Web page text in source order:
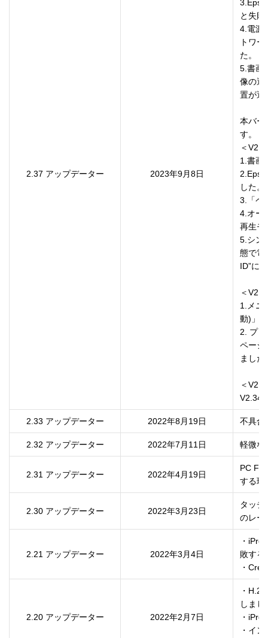
2.37 アップデーター 2023年9月8日
と失敗
4.電源
トワ
た。
5.書画
像の選
置が選
本バー
す。
＜
1.書画
した。
3.「ペ
4.オー
再生モ
5.シン
態で電
ID”に
＜
1.メニ
動)」
2. プ
ページ
ました
＜
V2.34
2.33 アップデーター 2022年8月19日
2.32 アップデーター 2022年7月11日
2.31 アップデーター 2022年4月19日
PC
する現
2.30 アップデーター 2022年3月23日
タッ
のレー
2.21 アップデーター 2022年3月4日
・
敗する
・
2.20 アップデーター 2022年2月7日
・
しまし
・
・イ